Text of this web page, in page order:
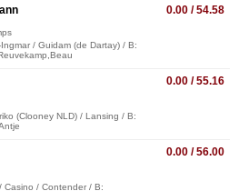
0.00 / 54.58
/ Guidam (de Dartay) / B:
0.00 / 55.16
(Clooney NLD) / Lansing / B:
0.00 / 56.00
Casino / Contender / B: